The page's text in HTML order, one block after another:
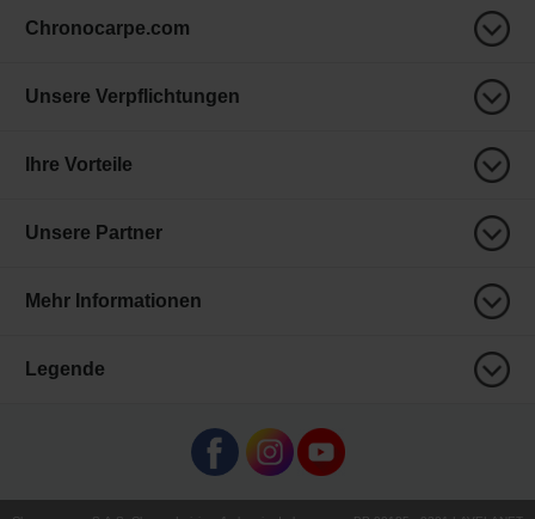
Chronocarpe.com
Unsere Verpflichtungen
Ihre Vorteile
Unsere Partner
Mehr Informationen
Legende